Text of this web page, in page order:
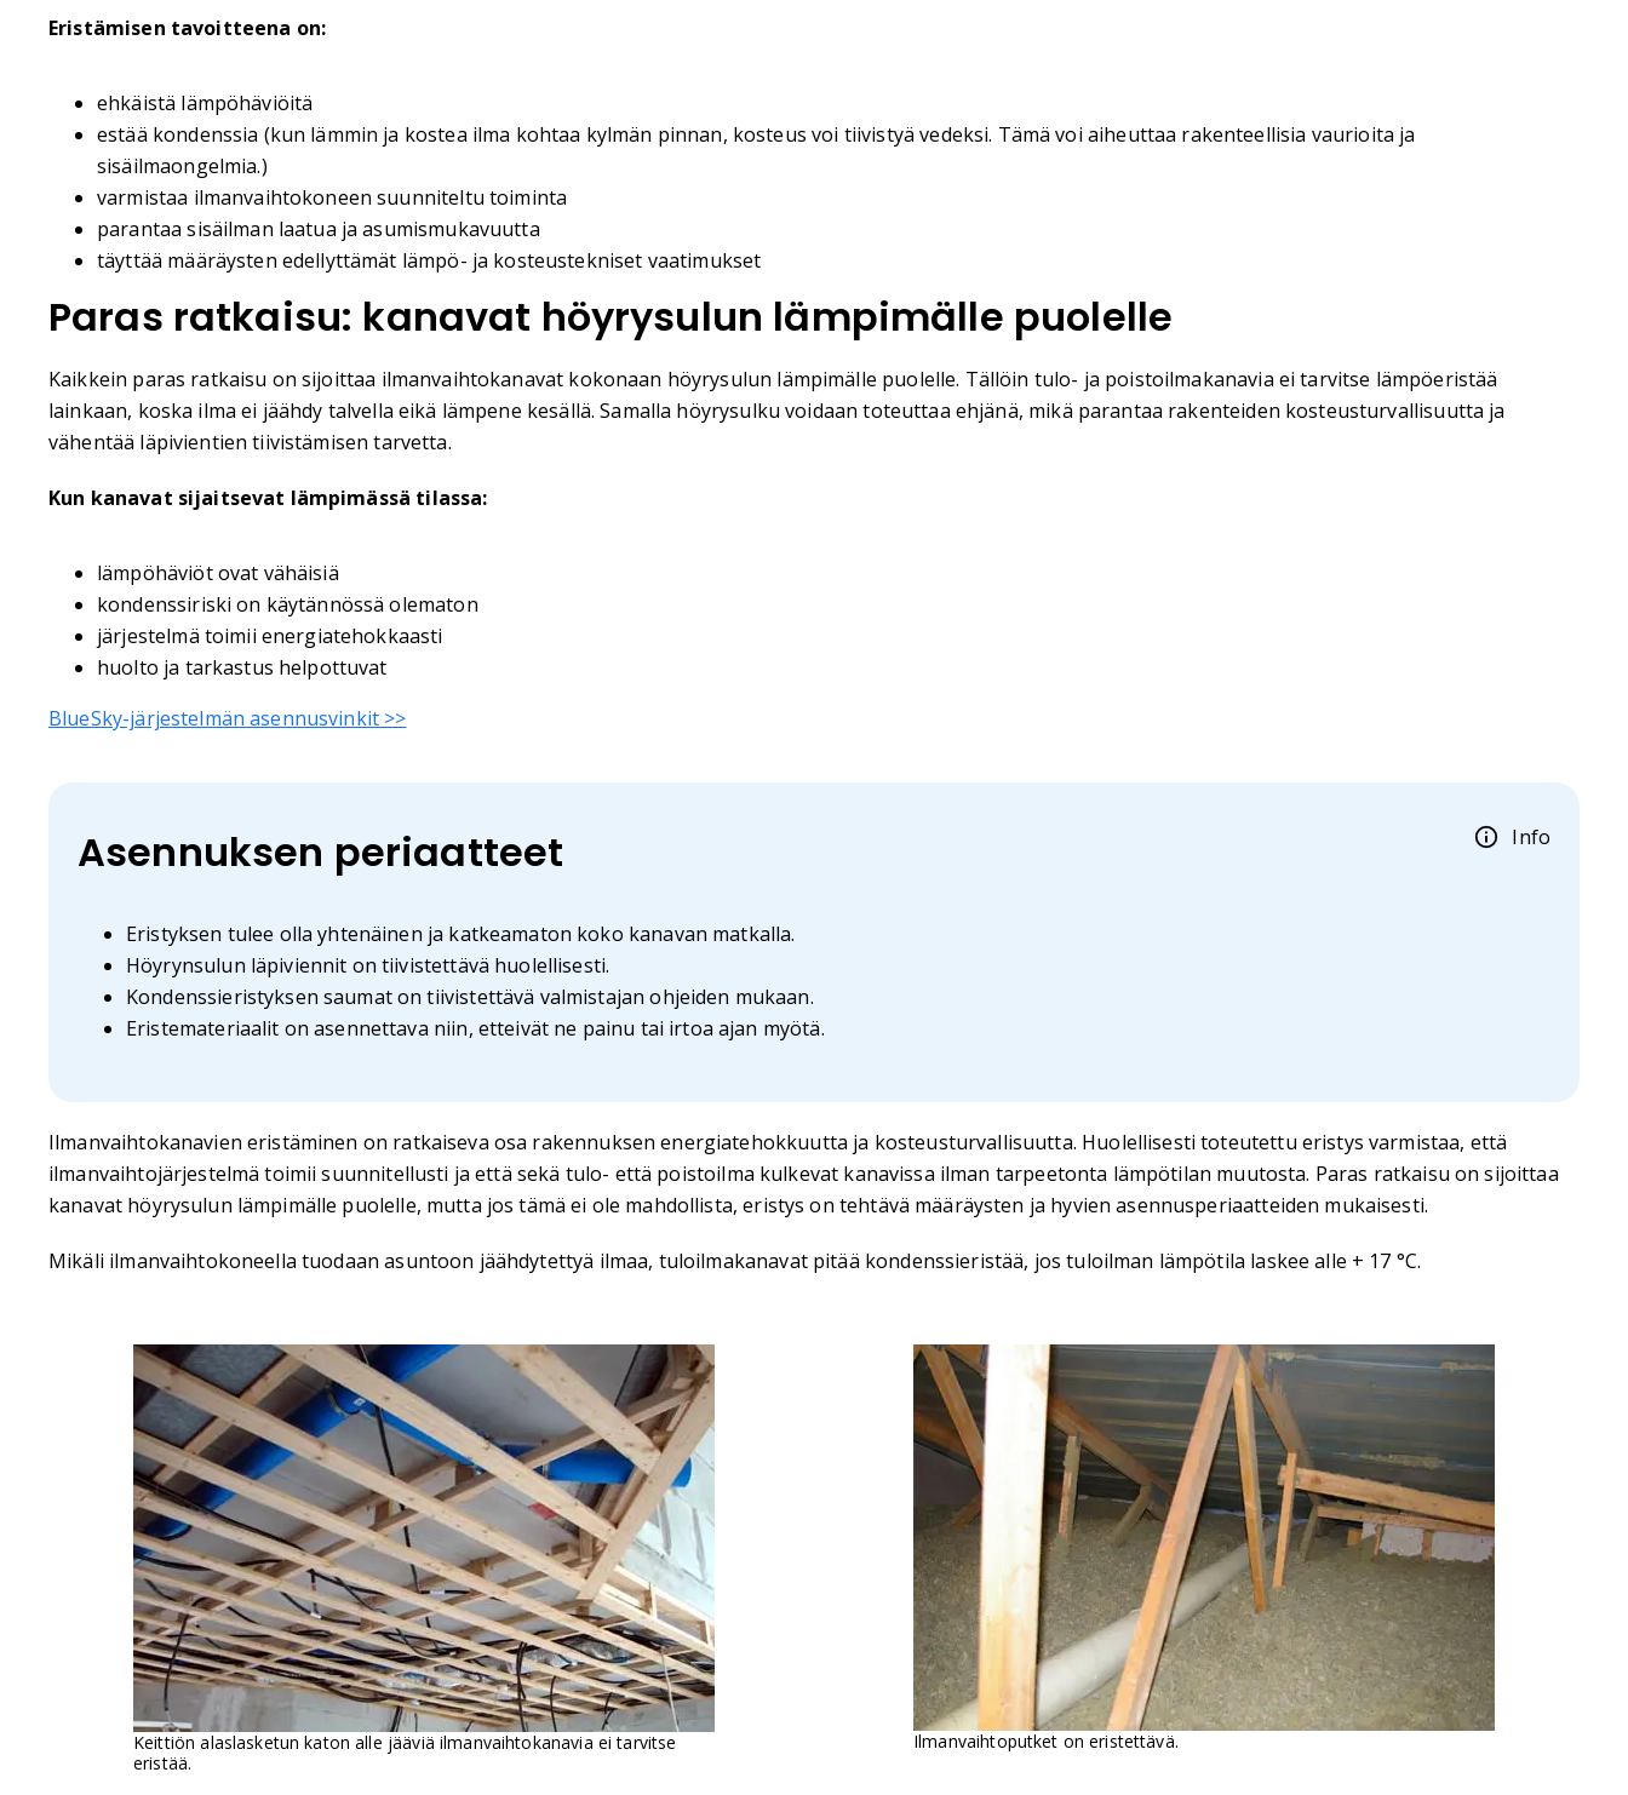
Eristämisen tavoitteena on:
ehkäistä lämpöhäviöitä
estää kondenssia (kun lämmin ja kostea ilma kohtaa kylmän pinnan, kosteus voi tiivistyä vedeksi. Tämä voi aiheuttaa rakenteellisia vaurioita ja
sisäilmaongelmia.)
varmistaa ilmanvaihtokoneen suunniteltu toiminta
parantaa sisäilman laatua ja asumismukavuutta
täyttää määräysten edellyttämät lämpö- ja kosteustekniset vaatimukset
Paras ratkaisu: kanavat höyrysulun lämpimälle puolelle
Kaikkein paras ratkaisu on sijoittaa ilmanvaihtokanavat kokonaan höyrysulun lämpimälle puolelle. Tällöin tulo- ja poistoilmakanavia ei tarvitse lämpöeristää
lainkaan, koska ilma ei jäähdy talvella eikä lämpene kesällä. Samalla höyrysulku voidaan toteuttaa ehjänä, mikä parantaa rakenteiden kosteusturvallisuutta ja
vähentää läpivientien tiivistämisen tarvetta.
Kun kanavat sijaitsevat lämpimässä tilassa:
lämpöhäviöt ovat vähäisiä
kondenssiriski on käytännössä olematon
järjestelmä toimii energiatehokkaasti
huolto ja tarkastus helpottuvat
BlueSky-järjestelmän asennusvinkit >>
Info
Asennuksen periaatteet
Eristyksen tulee olla yhtenäinen ja katkeamaton koko kanavan matkalla.
Höyrynsulun läpiviennit on tiivistettävä huolellisesti.
Kondenssieristyksen saumat on tiivistettävä valmistajan ohjeiden mukaan.
Eristemateriaalit on asennettava niin, etteivät ne painu tai irtoa ajan myötä.
Ilmanvaihtokanavien eristäminen on ratkaiseva osa rakennuksen energiatehokkuutta ja kosteusturvallisuutta. Huolellisesti toteutettu eristys varmistaa, että
ilmanvaihtojärjestelmä toimii suunnitellusti ja että sekä tulo- että poistoilma kulkevat kanavissa ilman tarpeetonta lämpötilan muutosta. Paras ratkaisu on sijoittaa
kanavat höyrysulun lämpimälle puolelle, mutta jos tämä ei ole mahdollista, eristys on tehtävä määräysten ja hyvien asennusperiaatteiden mukaisesti.
Mikäli ilmanvaihtokoneella tuodaan asuntoon jäähdytettyä ilmaa, tuloilmakanavat pitää kondenssieristää, jos tuloilman lämpötila laskee alle + 17 °C.
Keittiön alaslasketun katon alle jääviä ilmanvaihtokanavia ei tarvitse
eristää.
Ilmanvaihtoputket on eristettävä.